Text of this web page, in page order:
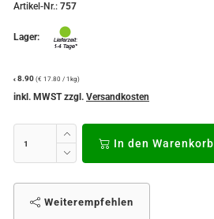
Artikel-Nr.: 757
Lager:
€ 8.90 (€ 17.80 / 1kg)
inkl. MWST zzgl. Versandkosten
In den Warenkorb
Weiterempfehlen